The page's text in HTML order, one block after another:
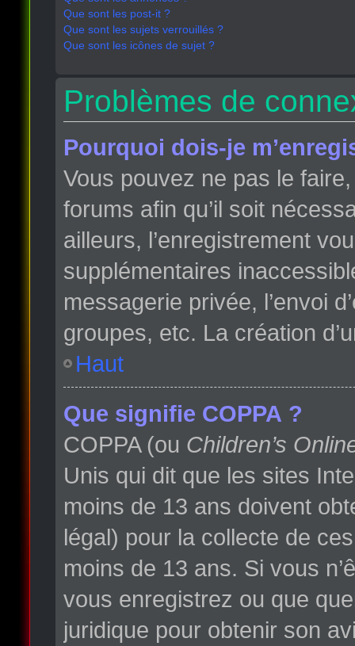
Que sont les post-it ?
Que sont les sujets verrouillés ?
Que sont les icônes de sujet ?
Problèmes de
Pourquoi dois-je
Vous pouvez ne pas le
forums afin qu’il soit
ailleurs, l’enregistrement
supplémentaires
messagerie privée, l’envoi
groupes, etc. La création
Haut
Que signifie COPPA ?
COPPA (ou Children’s
Unis qui dit que les sites
moins de 13 ans doivent
légal) pour la collecte de
moins de 13 ans. Si vous
vous enregistrez ou que
juridique pour obtenir son